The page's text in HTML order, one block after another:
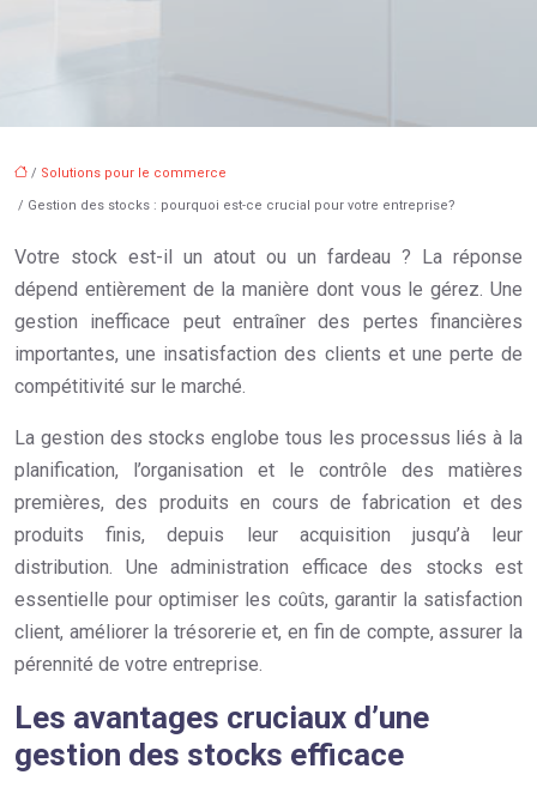
/ Solutions pour le commerce
/ Gestion des stocks : pourquoi est-ce crucial pour votre entreprise?
Votre stock est-il un atout ou un fardeau ? La réponse
dépend entièrement de la manière dont vous le gérez. Une
gestion inefficace peut entraîner des pertes financières
importantes, une insatisfaction des clients et une perte de
compétitivité sur le marché.
La gestion des stocks englobe tous les processus liés à la
planification, l’organisation et le contrôle des matières
premières, des produits en cours de fabrication et des
produits finis, depuis leur acquisition jusqu’à leur
distribution. Une administration efficace des stocks est
essentielle pour optimiser les coûts, garantir la satisfaction
client, améliorer la trésorerie et, en fin de compte, assurer la
pérennité de votre entreprise.
Les avantages cruciaux d’une
gestion des stocks efficace